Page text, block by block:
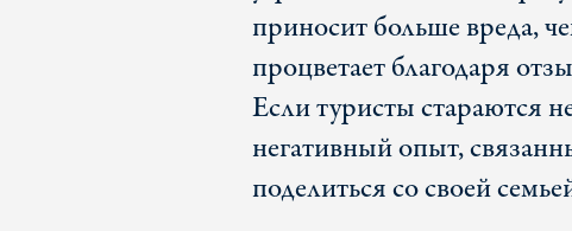
приносит больше вреда,
процветает благодаря
Если туристы стараются
негативный опыт,
поделиться со своей